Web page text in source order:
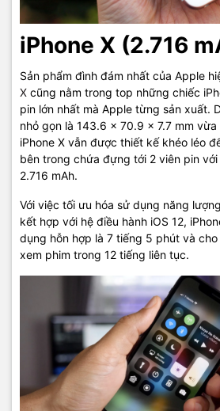
iPhone X (2.716
Sản phẩm đình đám nhất của Apple
X cũng nằm trong top những chiếc
pin lớn nhất mà Apple từng sản xuất.
nhỏ gọn là 143.6 x 70.9 x 7.7 mm
iPhone X vẫn được thiết kế khéo léo
bên trong chứa đựng tới 2 viên pin
2.716 mAh.
Với việc tối ưu hóa sử dụng năng
kết hợp với hệ điều hành iOS 12,
dụng hỗn hợp là 7 tiếng 5 phút và
xem phim trong 12 tiếng liên tục.